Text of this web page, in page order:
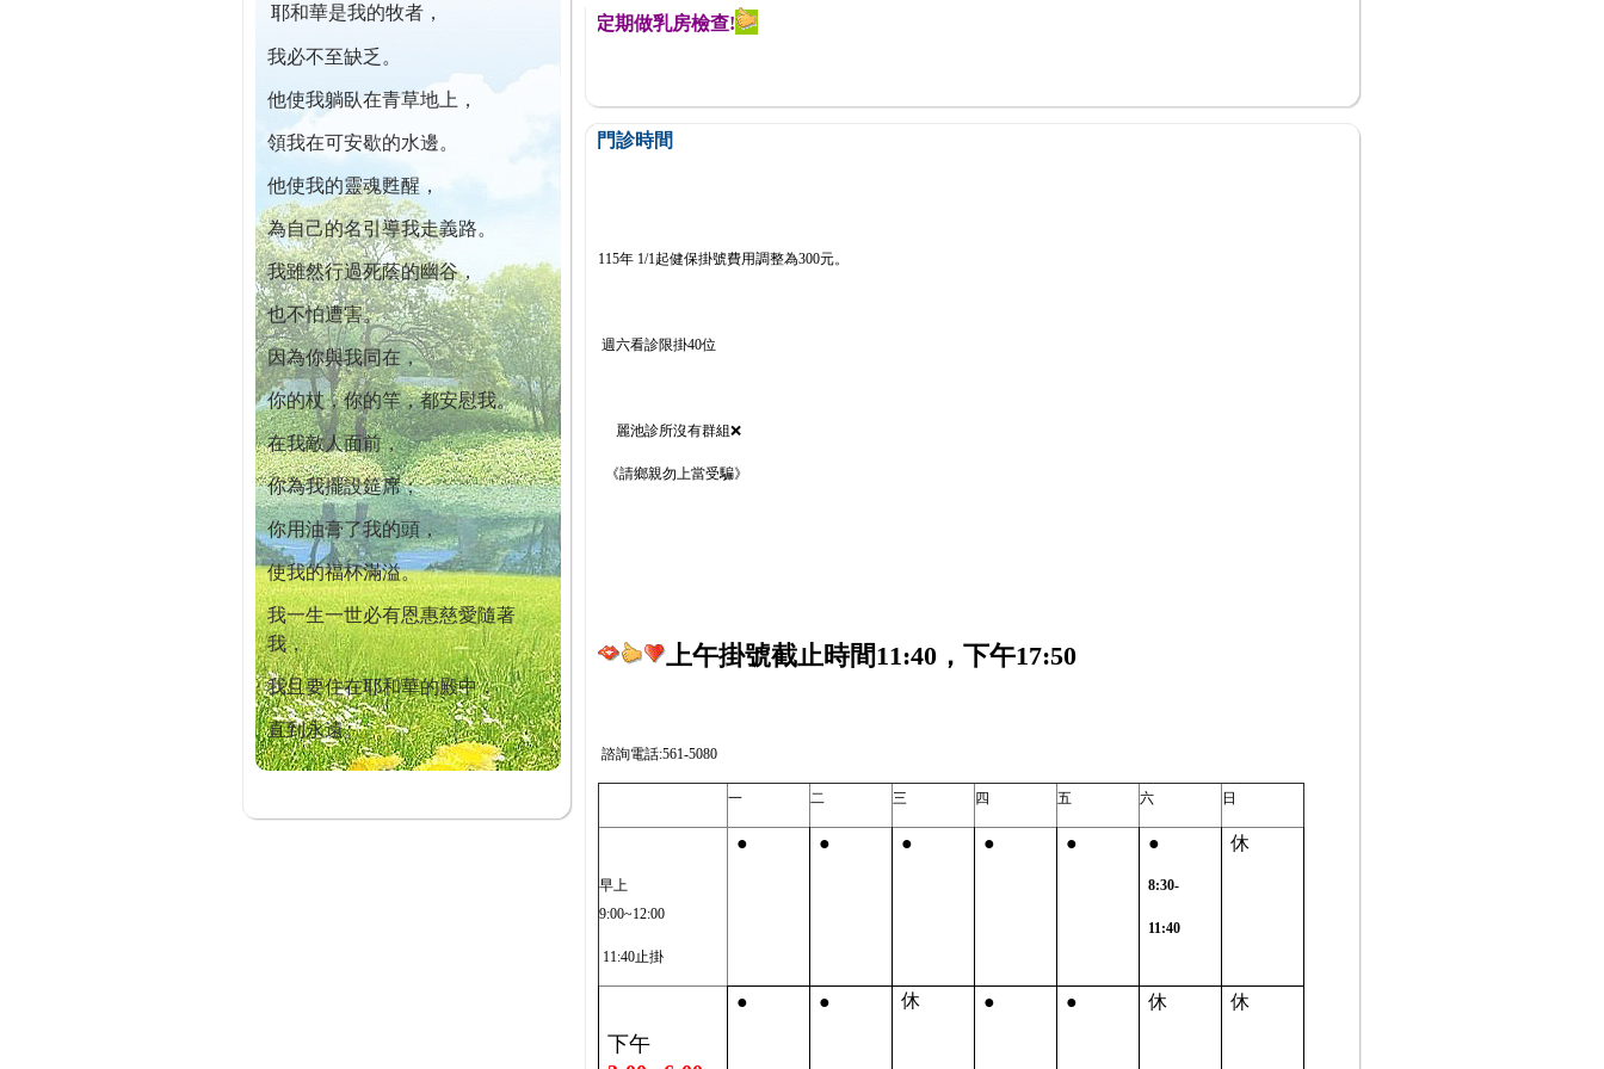
耶和華是我的牧者，
我必不至缺乏。
他使我躺臥在青草地上，
領我在可安歇的水邊。
他使我的靈魂甦醒，
為自己的名引導我走義路。
我雖然行過死蔭的幽谷，
也不怕遭害。
因為你與我同在，
你的杖，你的竿，都安慰我。
在我敵人面前，
你為我擺設筵席；
你用油膏了我的頭，
使我的福杯滿溢。
我一生一世必有恩惠慈愛隨著
我，
我且要住在耶和華的殿中，
直到永遠。
本院自開幕迄今已篩檢出1700位乳癌患者,提醒您定期做乳房檢查!
門診時間
115年 1/1起健保掛號費用調整為300元。
週六看診限掛40位
麗池診所沒有群組❌
《請鄉親勿上當受騙》
上午掛號截止時間11:40，下午17:50
諮詢電話:561-5080
一 二 三 四 五 六 日
早上
9:00~12:00
11:40止掛
● ● ● ● ● ●
8:30-
11:40
休
下午
● ● 休 ● ● 休 休